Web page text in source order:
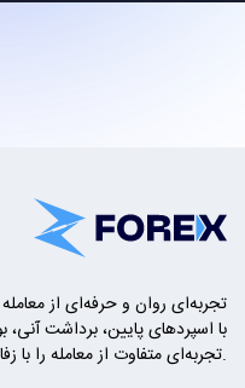
تجربه‌ای روان و حرفه‌ای از معامله
با اسپردهای پایین، برداشت
تجربه‌ای متفاوت از معامله را با زفارکس داشته باشید.